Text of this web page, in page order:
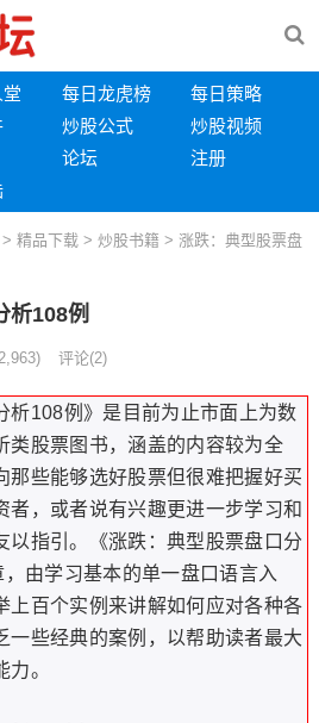
每日龙虎榜
每日策略
炒股公式
炒股视频
论坛
注册
> 精品下载> 炒股书籍 > 涨跌：典型股票盘
析108例
评论(2)
析108例》是目前为止市面上为数
类股票图书，涵盖的内容较为全
那些能够选好股票但很难把握好买
者，或者说有兴趣更进一步学习和
以指引。《涨跌：典型股票盘口分
由学习基本的单一盘口语言入
上百个实例来讲解如何应对各种各
一些经典的案例，以帮助读者最大
。